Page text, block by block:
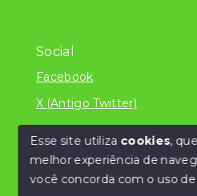
Olá! Estamos
Social
Facebook
X (Antigo Twitter)
© Copyright 2026 -
/CNPJ 24.839.034/0001-32 -
Esse site utiliza cookies,
melhor experiência de
você concorda com o uso de